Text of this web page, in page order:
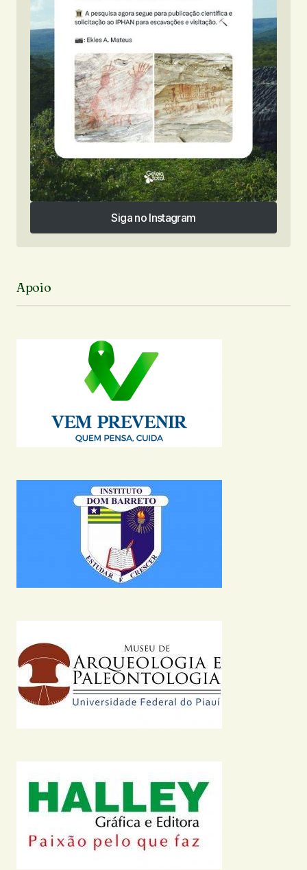
Siga no Instagram
Siga no Instagram
Apoio